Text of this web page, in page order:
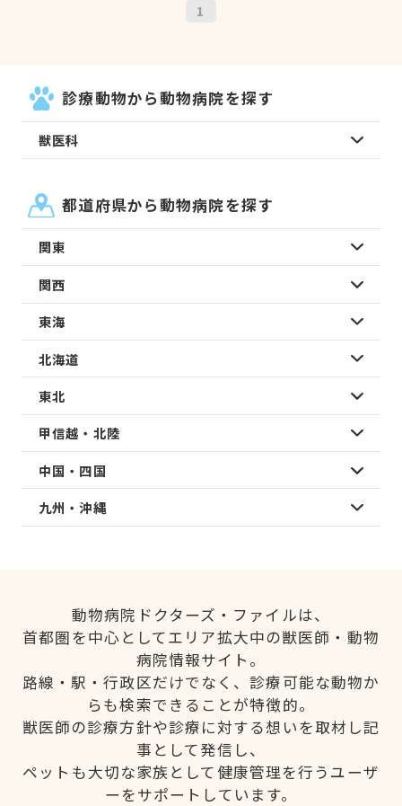
1
診療動物から動物病院を探す
獣医科
都道府県から動物病院を探す
関東
関西
東海
北海道
東北
甲信越・北陸
中国・四国
九州・沖縄
動物病院ドクターズ・ファイルは、
首都圏を中心としてエリア拡大中の獣医師・動物
病院情報サイト。
路線・駅・行政区だけでなく、診療可能な動物か
らも検索できることが特徴的。
獣医師の診療方針や診療に対する想いを取材し記
事として発信し、
ペットも大切な家族として健康管理を行うユーザ
ーをサポートしています。